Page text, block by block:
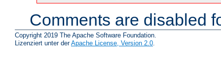
Comments are disabled
Copyright 2019 The Apache Software Foundation.
Lizenziert unter derApache License, Version 2.0